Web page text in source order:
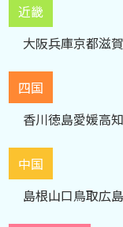
近畿
大阪兵庫京都滋
四国
香川徳島愛媛高知
中国
島根山口鳥取広島